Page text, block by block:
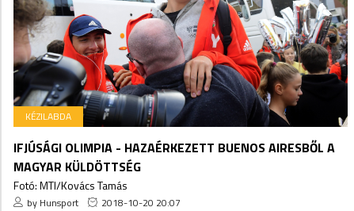
KÉZILABDA
IFJÚSÁGI OLIMPIA - HAZAÉRKEZETT BUENOS AIRESBŐL A
MAGYAR KÜLDÖTTSÉG
Fotó: MTI/Kovács Tamás
by Hunsport 2018-10-20 20:07